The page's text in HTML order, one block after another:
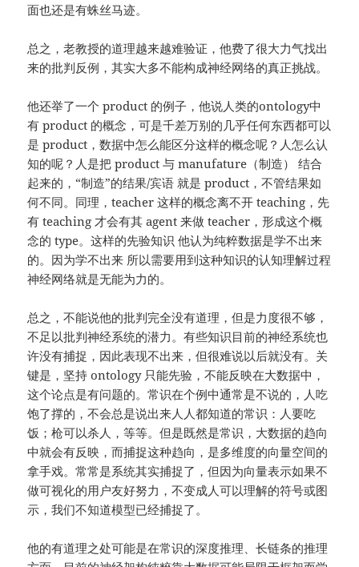
面也还是有蛛丝马迹。
总之，老教授的道理越来越难验证，他费了很大力气找出
来的批判反例，其实大多不能构成神经网络的真正挑战。
他还举了一个 product 的例子，他说人类的ontology中
有 product 的概念，可是千差万别的几乎任何东西都可以
是 product，数据中怎么能区分这样的概念呢？人怎么认
知的呢？人是把 product 与 manufature（制造） 结合
起来的，“制造”的结果/宾语 就是 product，不管结果如
何不同。同理，teacher 这样的概念离不开 teaching，先
有 teaching 才会有其 agent 来做 teacher，形成这个概
念的 type。这样的先验知识 他认为纯粹数据是学不出来
的。因为学不出来 所以需要用到这种知识的认知理解过程
神经网络就是无能为力的。
总之，不能说他的批判完全没有道理，但是力度很不够，
不足以批判神经系统的潜力。有些知识目前的神经系统也
许没有捕捉，因此表现不出来，但很难说以后就没有。关
键是，坚持 ontology 只能先验，不能反映在大数据中，
这个论点是有问题的。常识在个例中通常是不说的，人吃
饱了撑的，不会总是说出来人人都知道的常识：人要吃
饭；枪可以杀人，等等。但是既然是常识，大数据的趋向
中就会有反映，而捕捉这种趋向，是多维度的向量空间的
拿手戏。常常是系统其实捕捉了，但因为向量表示如果不
做可视化的用户友好努力，不变成人可以理解的符号或图
示，我们不知道模型已经捕捉了。
他的有道理之处可能是在常识的深度推理、长链条的推理